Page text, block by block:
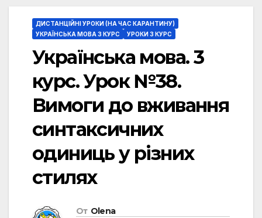
ДИСТАНЦІЙНІ УРОКИ (НА ЧАС КАРАНТИНУ)
УКРАЇНСЬКА МОВА 3 КУРС
УРОКИ 3 КУРС
Українська мова. 3
курс. Урок №38.
Вимоги до вживання
синтаксичних
одиниць у різних
стилях
От Olena